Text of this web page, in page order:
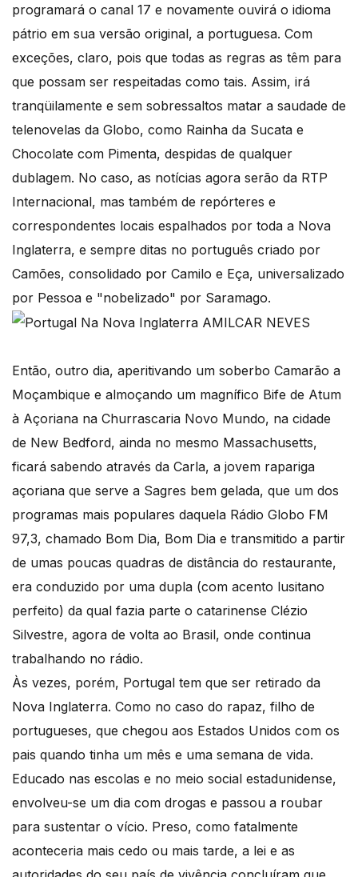
programará o canal 17 e novamente ouvirá o idioma
pátrio em sua versão original, a portuguesa. Com
exceções, claro, pois que todas as regras as têm para
que possam ser respeitadas como tais. Assim, irá
tranqüilamente e sem sobressaltos matar a saudade de
telenovelas da Globo, como Rainha da Sucata e
Chocolate com Pimenta, despidas de qualquer
dublagem. No caso, as notícias agora serão da RTP
Internacional, mas também de repórteres e
correspondentes locais espalhados por toda a Nova
Inglaterra, e sempre ditas no português criado por
Camões, consolidado por Camilo e Eça, universalizado
por Pessoa e "nobelizado" por Saramago.
Então, outro dia, aperitivando um soberbo Camarão a
Moçambique e almoçando um magnífico Bife de Atum
à Açoriana na Churrascaria Novo Mundo, na cidade
de New Bedford, ainda no mesmo Massachusetts,
ficará sabendo através da Carla, a jovem rapariga
açoriana que serve a Sagres bem gelada, que um dos
programas mais populares daquela Rádio Globo FM
97,3, chamado Bom Dia, Bom Dia e transmitido a partir
de umas poucas quadras de distância do restaurante,
era conduzido por uma dupla (com acento lusitano
perfeito) da qual fazia parte o catarinense Clézio
Silvestre, agora de volta ao Brasil, onde continua
trabalhando no rádio.
Às vezes, porém, Portugal tem que ser retirado da
Nova Inglaterra. Como no caso do rapaz, filho de
portugueses, que chegou aos Estados Unidos com os
pais quando tinha um mês e uma semana de vida.
Educado nas escolas e no meio social estadunidense,
envolveu-se um dia com drogas e passou a roubar
para sustentar o vício. Preso, como fatalmente
aconteceria mais cedo ou mais tarde, a lei e as